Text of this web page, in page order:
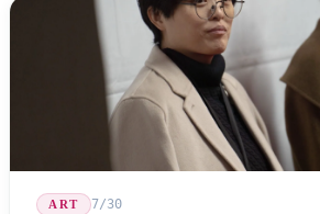
jusqu'aux manuels scolaires du collège.
ART 7/30